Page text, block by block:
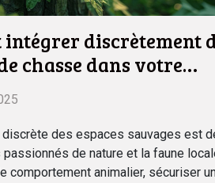
intégrer discrètement
chasse dans votre
naturel
des espaces sauvages est
passionnés de nature et la faune
comportement animalier, sécuriser